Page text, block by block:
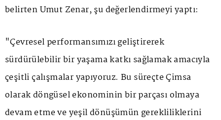
belirten Umut Zenar, şu değerlendirmeyi yaptı:
"Çevresel performansımızı geliştirerek
sürdürülebilir bir yaşama katkı sağlamak amacıyla
çeşitli çalışmalar yapıyoruz. Bu süreçte Çimsa
olarak döngüsel ekonominin bir parçası olmaya
devam etme ve yeşil dönüşümün gerekliliklerini